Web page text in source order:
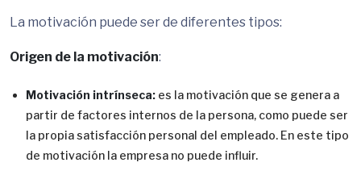
La motivación puede ser de diferentes tipos:
Origen de la motivación:
Motivación intrínseca: es la motivación que se genera a
partir de factores internos de la persona, como puede ser
la propia satisfacción personal del empleado. En este tipo
de motivación la empresa no puede influir.